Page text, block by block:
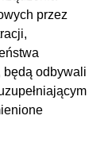
przez
będą odbywali